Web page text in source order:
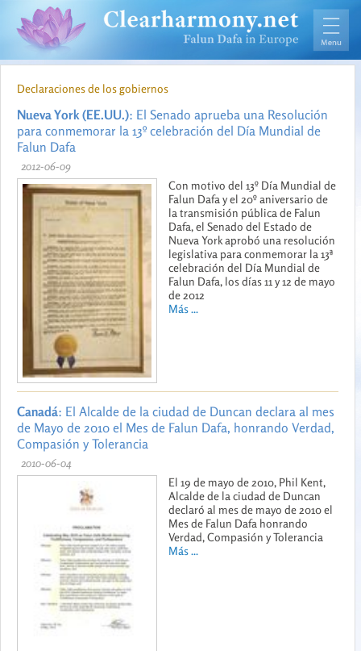
Declaraciones de los gobiernos
Nueva York (EE.UU.): El Senado aprueba una Resolución
para conmemorar la 13º celebración del Día Mundial de
Falun Dafa
2012-06-09
Con motivo del 13º Día Mundial de
Falun Dafa y el 20º aniversario de
la transmisión pública de Falun
Dafa, el Senado del Estado de
Nueva York aprobó una resolución
legislativa para conmemorar la 13ª
celebración del Día Mundial de
Falun Dafa, los días 11 y 12 de mayo
de 2012
Más ...
Canadá: El Alcalde de la ciudad de Duncan declara al mes
de Mayo de 2010 el Mes de Falun Dafa, honrando Verdad,
Compasión y Tolerancia
2010-06-04
El 19 de mayo de 2010, Phil Kent,
Alcalde de la ciudad de Duncan
declaró al mes de mayo de 2010 el
Mes de Falun Dafa honrando
Verdad, Compasión y Tolerancia
Más ...